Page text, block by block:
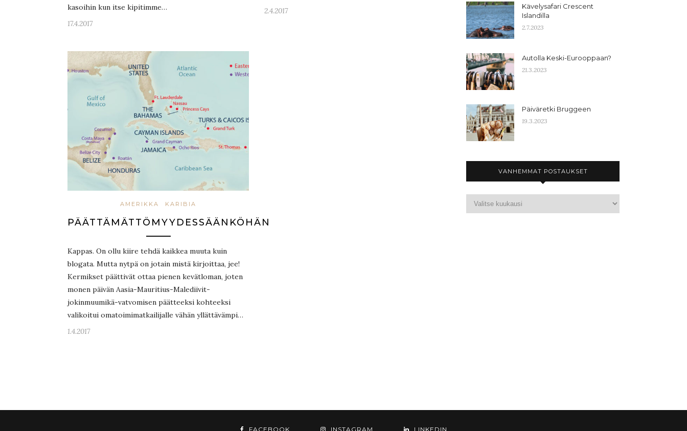
kasoihin kun itse kipitimme…
17.4.2017
2.4.2017
AMERIKKA KARIBIA
PÄÄTTÄMÄTTÖMYYDESSÄÄNKÖHÄN
Kappas. On ollu kiire tehdä kaikkea muuta kuin
blogata. Mutta nytpä on jotain mistä kirjoittaa, jee!
Kermikset päättivät ottaa pienen kevätloman, joten
monen päivän Aasia-Mauritius-Malediivit-
jokinmuumikä-vatvomisen päätteeksi kohteeksi
valikoitui omatoimimatkailijalle vähän yllättävämpi…
1.4.2017
Kävelysafari Crescent
Islandilla
2.7.2023
Autolla Keski-Eurooppaan?
21.3.2023
Päiväretki Bruggeen
19.3.2023
VANHEMMAT POSTAUKSET
FACEBOOK INSTAGRAM LINKEDIN